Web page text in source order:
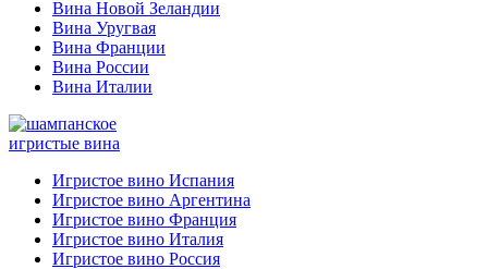
Вина Новой Зеландии
Вина Уругвая
Вина Франции
Вина России
Вина Италии
игристые вина
Игристое вино Испания
Игристое вино Аргентина
Игристое вино Франция
Игристое вино Италия
Игристое вино Россия